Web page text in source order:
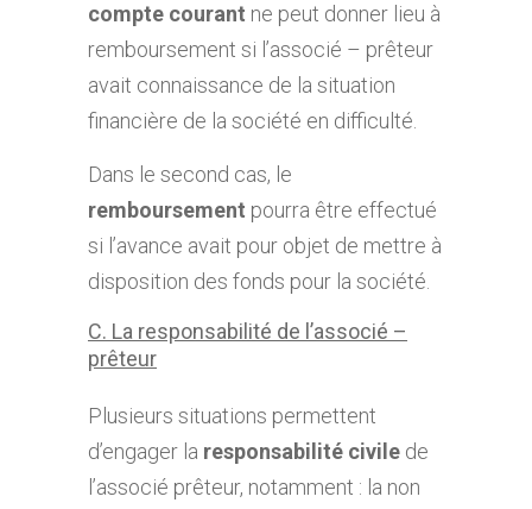
compte courant ne peut donner lieu à
remboursement si l’associé – prêteur
avait connaissance de la situation
financière de la société en difficulté.
Dans le second cas, le
remboursement pourra être effectué
si l’avance avait pour objet de mettre à
disposition des fonds pour la société.
C. La responsabilité de l’associé –
prêteur
Plusieurs situations permettent
d’engager la responsabilité civile de
l’associé prêteur, notamment : la non